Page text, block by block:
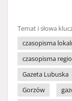
Temat i słowa
czasopisma
czasopisma
Gazeta Lubuska
Gorzów